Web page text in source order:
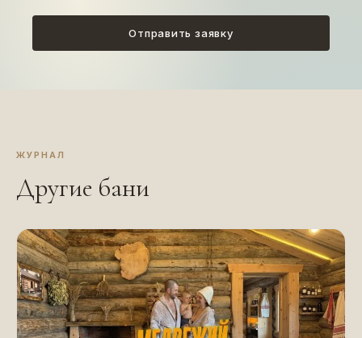
Отправить заявку
ЖУРНАЛ
Другие бани